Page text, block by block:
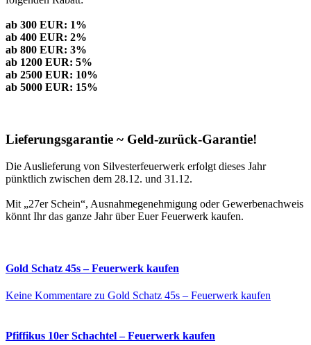
ab 300 EUR: 1%
ab 400 EUR: 2%
ab 800 EUR: 3%
ab 1200 EUR: 5%
ab 2500 EUR: 10%
ab 5000 EUR: 15%
Lieferungsgarantie ~ Geld-zurück-Garantie!
Die Auslieferung von Silvesterfeuerwerk erfolgt dieses Jahr
pünktlich zwischen dem 28.12. und 31.12.
Mit „27er Schein“, Ausnahmegenehmigung oder Gewerbenachweis
könnt Ihr das ganze Jahr über Euer Feuerwerk kaufen.
Gold Schatz 45s – Feuerwerk kaufen
Keine Kommentare zu Gold Schatz 45s – Feuerwerk kaufen
Pfiffikus 10er Schachtel – Feuerwerk kaufen